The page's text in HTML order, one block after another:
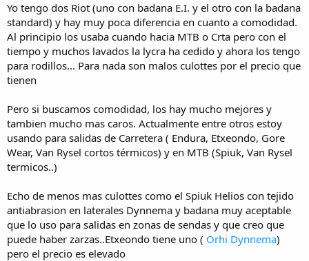
Yo tengo dos Riot (uno con badana E.I. y el otro con la badana
standard) y hay muy poca diferencia en cuanto a comodidad.
Al principio los usaba cuando hacia MTB o Crta pero con el
tiempo y muchos lavados la lycra ha cedido y ahora los tengo
para rodillos... Para nada son malos culottes por el precio que
tienen
Pero si buscamos comodidad, los hay mucho mejores y
tambien mucho mas caros. Actualmente entre otros estoy
usando para salidas de Carretera ( Endura, Etxeondo, Gore
Wear, Van Rysel cortos térmicos) y en MTB (Spiuk, Van Rysel
termicos..)
Echo de menos mas culottes como el Spiuk Helios con tejido
antiabrasion en laterales Dynnema y badana muy aceptable
que lo uso para salidas en zonas de sendas y que creo que
puede haber zarzas..Etxeondo tiene uno ( Orhi Dynnema)
pero el precio es elevado